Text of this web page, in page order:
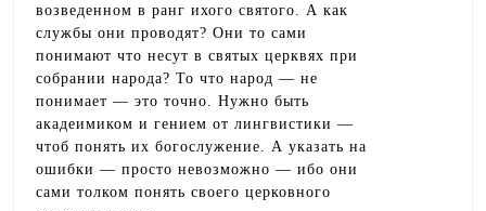
возведенном в ранг ихого святого. А как
службы они проводят? Они то сами
понимают что несут в святых церквях при
собрании народа? То что народ — не
понимает — это точно. Нужно быть
акадеимиком и гением от лингвистики —
чтоб понять их богослужение. А указать на
ошибки — просто невозможно — ибо они
сами толком понять своего церковного